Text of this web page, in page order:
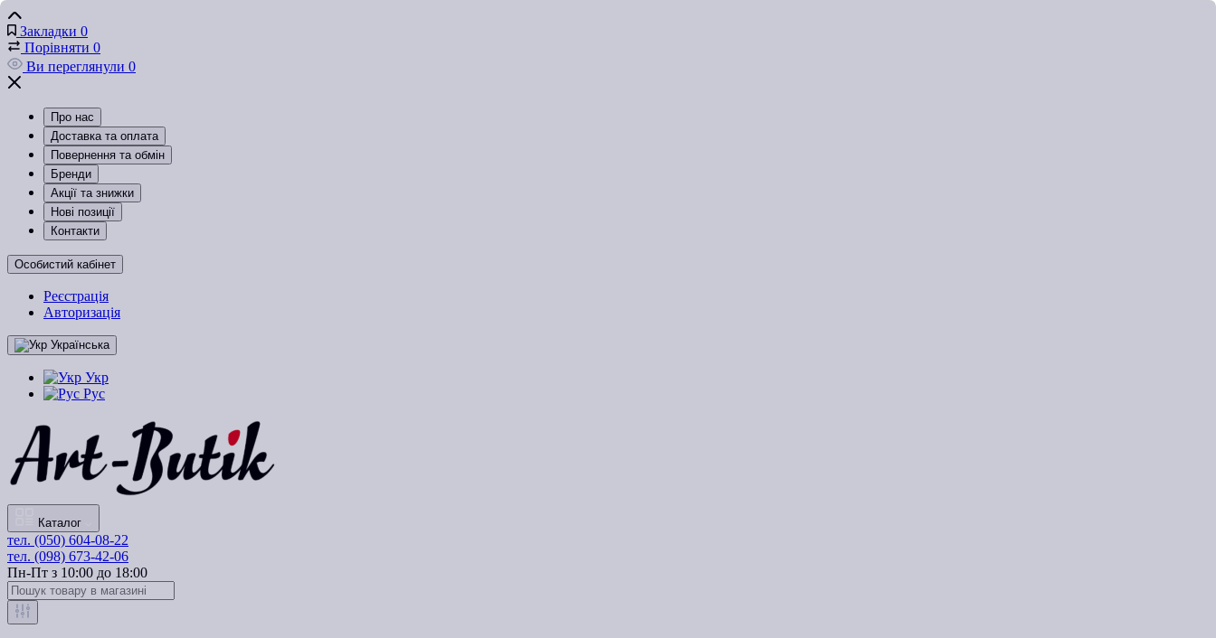
Закладки 0
Порівняти 0
Ви переглянули 0
Про нас
Доставка та оплата
Повернення та обмін
Бренди
Акції та знижки
Нові позиції
Контакти
Особистий кабінет
Реєстрація
Авторизація
Українська
Укр
Рус
Каталог
тел. (050) 604-08-22
тел. (098) 673-42-06
Пн-Пт з 10:00 до 18:00